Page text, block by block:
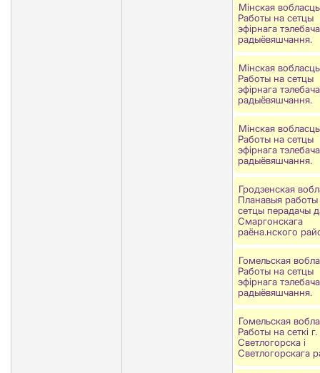
Мінская
Работы на сетцы
эфірнага
радыёвяшчання.
Мінская
Работы на сетцы
эфірнага
радыёвяшчання.
Мінская
Работы на сетцы
эфірнага
радыёвяшчання.
Гродзенская
Планавыя работы
сетцы перадачы
Смаргонскага
раёна.нского
Гомельская
Работы на сетцы
эфірнага
радыёвяшчання.
Гомельская
Работы на сеткі г.
Светлогорска і
Светлогорскага